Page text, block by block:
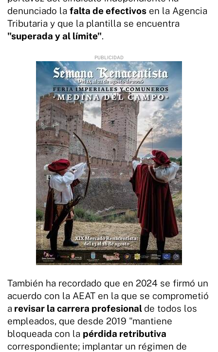
denunciado la falta de efectivos en la Agencia
Tributaria y que la plantilla se encuentra
"superada y al límite".
También ha recordado que en 2024 se firmó un
acuerdo con la AEAT en la que se comprometió
a revisar la carrera profesional de todos los
empleados, que desde 2019 "mantiene
bloqueada con la pérdida retributiva
correspondiente; implantar un régimen de